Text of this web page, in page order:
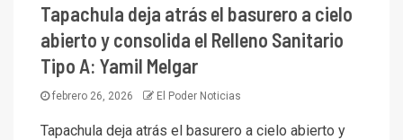
Tapachula deja atrás el basurero a cielo
abierto y consolida el Relleno Sanitario
Tipo A: Yamil Melgar
febrero 26, 2026 El Poder Noticias
Tapachula deja atrás el basurero a cielo abierto y